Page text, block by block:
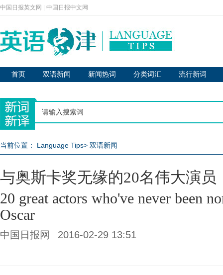
中国日报英文网 中国日报中文网
首页 双语新闻 新闻热词 分类词汇 流行新词
当前位置： Language Tips> 双语新闻
与奥斯卡奖无缘的20名伟大演员
20 great actors who've never been
Oscar
中国日报网 2016-02-29 13:51